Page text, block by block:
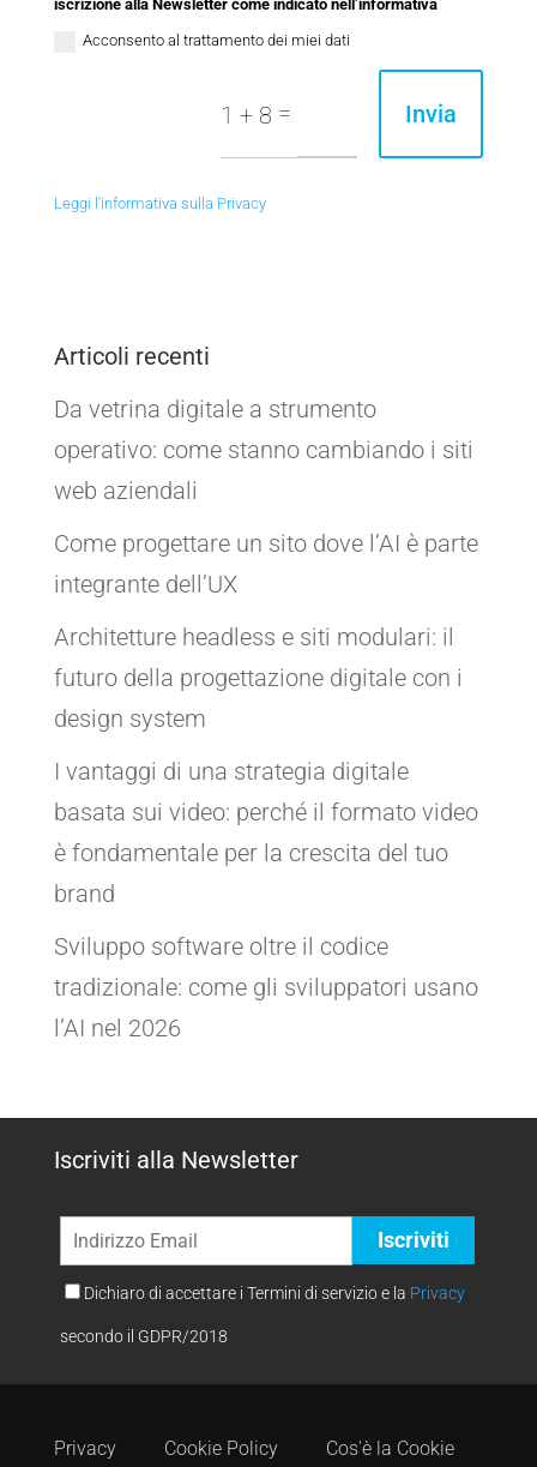
iscrizione alla Newsletter come indicato nell’informativa
Acconsento al trattamento dei miei dati
1 + 8 = Invia
Leggi l'informativa sulla Privacy
Articoli recenti
Da vetrina digitale a strumento
operativo: come stanno cambiando i siti
web aziendali
Come progettare un sito dove l’AI è parte
integrante dell’UX
Architetture headless e siti modulari: il
futuro della progettazione digitale con i
design system
I vantaggi di una strategia digitale
basata sui video: perché il formato video
è fondamentale per la crescita del tuo
brand
Sviluppo software oltre il codice
tradizionale: come gli sviluppatori usano
l’AI nel 2026
Iscriviti alla Newsletter
Dichiaro di accettare i Termini di servizio e la Privacy
secondo il GDPR/2018
Privacy Cookie Policy Cos'è la Cookie